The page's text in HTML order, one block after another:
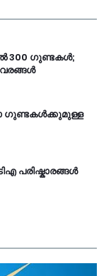
300 ഗുണ്ടകൾ;
ഗുണ്ടകൾക്കുമുള്ള
പരിഷ്കാരങ്ങൾ